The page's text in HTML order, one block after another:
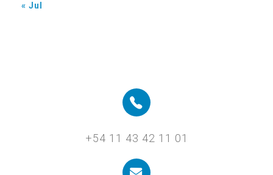
« Jul
+54 11 43 42 11 01